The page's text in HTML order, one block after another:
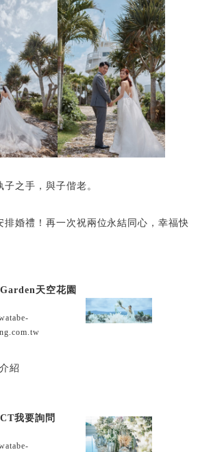
之手，與子偕老。
排婚禮！再一次祝兩位永結同心，幸福快
天空花園
紹
我要詢問